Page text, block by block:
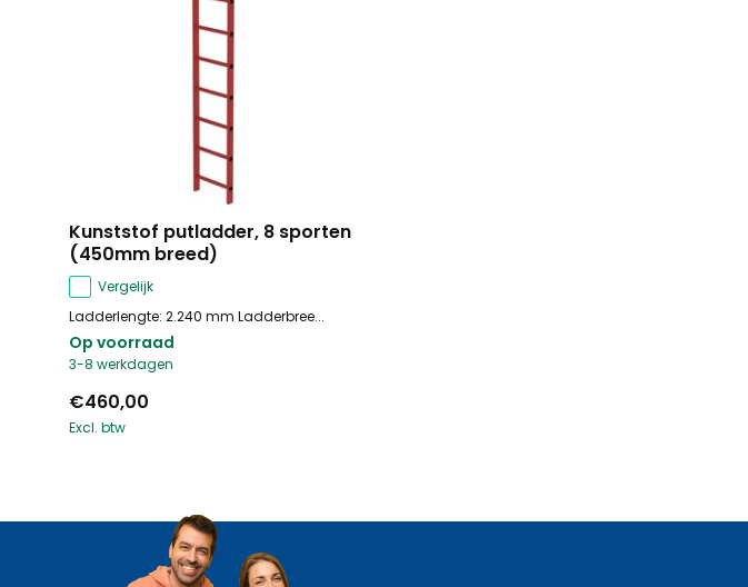
Kunststof putladder, 8 sporten
(450mm breed)
Vergelijk
Ladderlengte: 2.240 mm Ladderbree...
Op voorraad
3-8 werkdagen
€460,00
Excl. btw